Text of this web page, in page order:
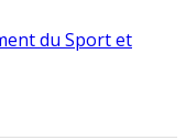
du Sport et